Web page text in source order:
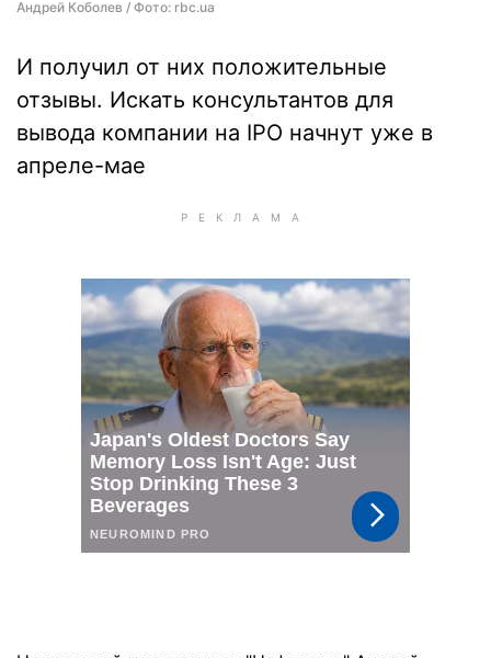
Андрей Коболев / Фото: rbc.ua
И получил от них положительные
отзывы. Искать консультантов для
вывода компании на IPO начнут уже в
апреле-мае